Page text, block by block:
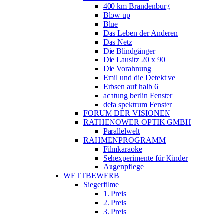
400 km Brandenburg
Blow up
Blue
Das Leben der Anderen
Das Netz
Die Blindgänger
Die Lausitz 20 x 90
Die Vorahnung
Emil und die Detektive
Erbsen auf halb 6
achtung berlin Fenster
defa spektrum Fenster
FORUM DER VISIONEN
RATHENOWER OPTIK GMBH
Parallelwelt
RAHMENPROGRAMM
Filmkaraoke
Sehexperimente für Kinder
Augenpflege
WETTBEWERB
Siegerfilme
1. Preis
2. Preis
3. Preis